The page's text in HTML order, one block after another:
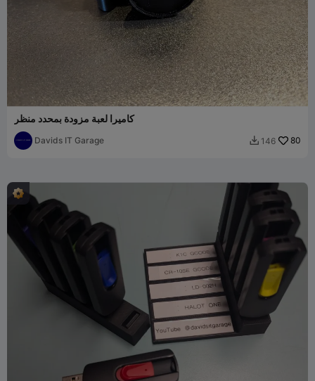
كاميرا لعبة مزودة بمحدد منظر
Davids IT Garage  146 80